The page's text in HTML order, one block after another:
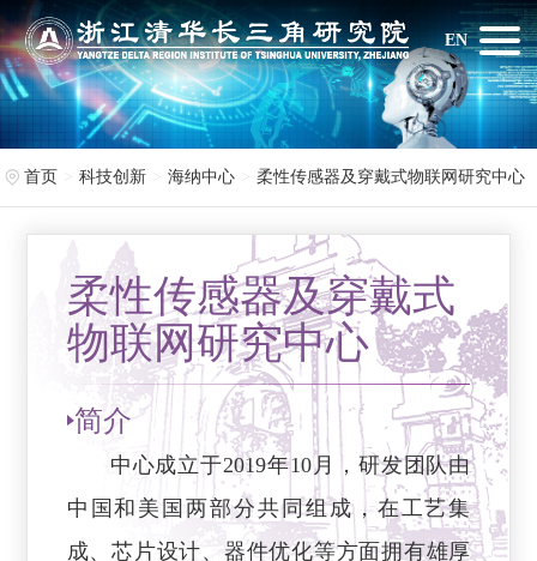
EN
首页 科技创新 海纳中心 柔性传感器及穿戴式物联网研究中心
柔性传感器及穿戴式
物联网研究中心
简介
中心成立于2019年10月，研发团队由
中国和美国两部分共同组成，在工艺集
成、芯片设计、器件优化等方面拥有雄厚